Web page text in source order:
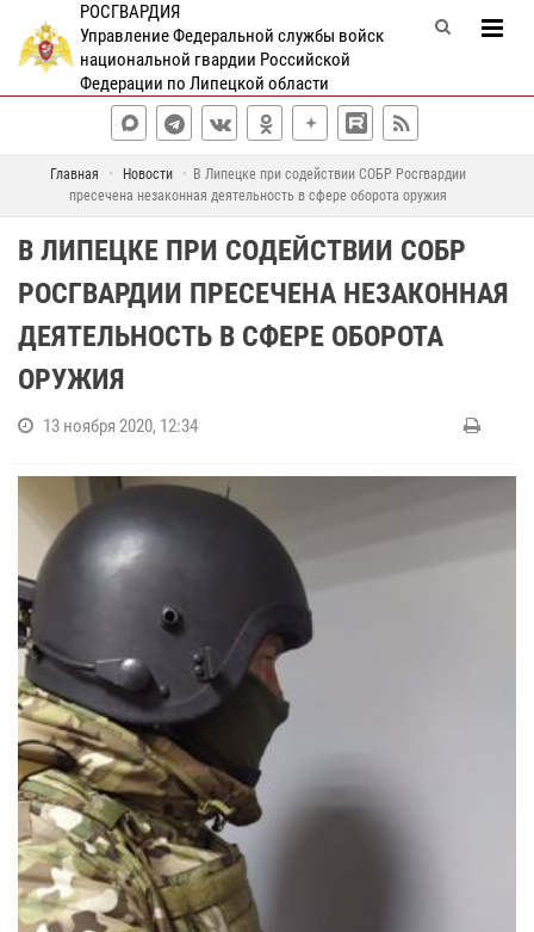
РОСГВАРДИЯ
Управление Федеральной службы войск
национальной гвардии Российской
Федерации по Липецкой области
Главная Новости
В Липецке при содействии СОБР Росгвардии
пресечена незаконная деятельность в сфере оборота оружия
В ЛИПЕЦКЕ ПРИ СОДЕЙСТВИИ СОБР
РОСГВАРДИИ ПРЕСЕЧЕНА НЕЗАКОННАЯ
ДЕЯТЕЛЬНОСТЬ В СФЕРЕ ОБОРОТА
ОРУЖИЯ
13 ноября 2020, 12:34